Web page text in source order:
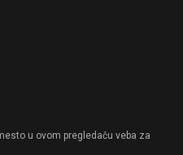
u ovom pregledaču veba za